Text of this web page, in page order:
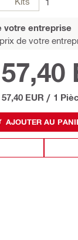
votre entreprise
de votre
57,40
57,40 EUR / 1
AJOUTER AU